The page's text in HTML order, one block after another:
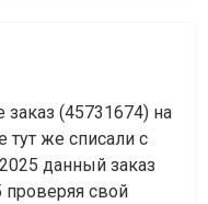
заказ (45731674) на
тут же списали с
данный заказ
свой